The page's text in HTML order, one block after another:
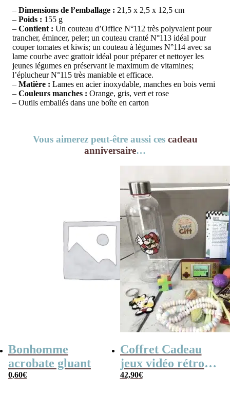
– Dimensions de l’emballage : 21,5 x 2,5 x 12,5 cm
– Poids : 155 g
– Contient : Un couteau d’Office N°112 très polyvalent pour
trancher, émincer, peler; un couteau cranté N°113 idéal pour
couper tomates et kiwis; un couteau à légumes N°114 avec sa
lame courbe avec grattoir idéal pour préparer et nettoyer les
jeunes légumes en préservant le maximum de vitamines;
l’éplucheur N°115 très maniable et efficace.
– Matière : Lames en acier inoxydable, manches en bois verni
– Couleurs manches : Orange, gris, vert et rose
– Outils emballés dans une boîte en carton
Vous aimerez peut-être aussi ces cadeau
anniversaire…
Bonhomme
acrobate gluant
0,60€
Coffret Cadeau
jeux vidéo rétro
(avec sa console de
42,90€